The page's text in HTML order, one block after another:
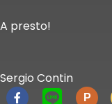
A presto!
Sergio Contin
P